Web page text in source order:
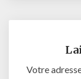
Votre